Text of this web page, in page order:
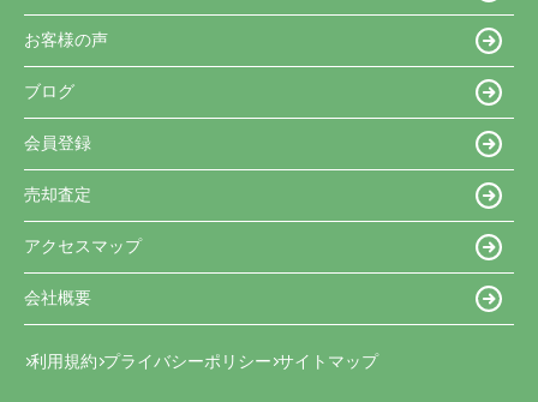
お客様の声
ブログ
会員登録
売却査定
アクセスマップ
会社概要
利用規約 プライバシーポリシー サイトマップ